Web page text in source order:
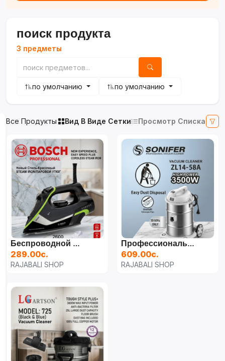
поиск продукта
3 предметы
по умолчанию по умолчанию
Все Продукты Вид В Виде Сетки Просмотр Списка
Беспроводной Паровой Утюг BOSCH BS-8018 (2600 Вт)
289.00с.
RAJABALI SHOP
Профессиональный Пылесос Sonifer ZL14-58A (3500 Вт)
609.00с.
RAJABALI SHOP